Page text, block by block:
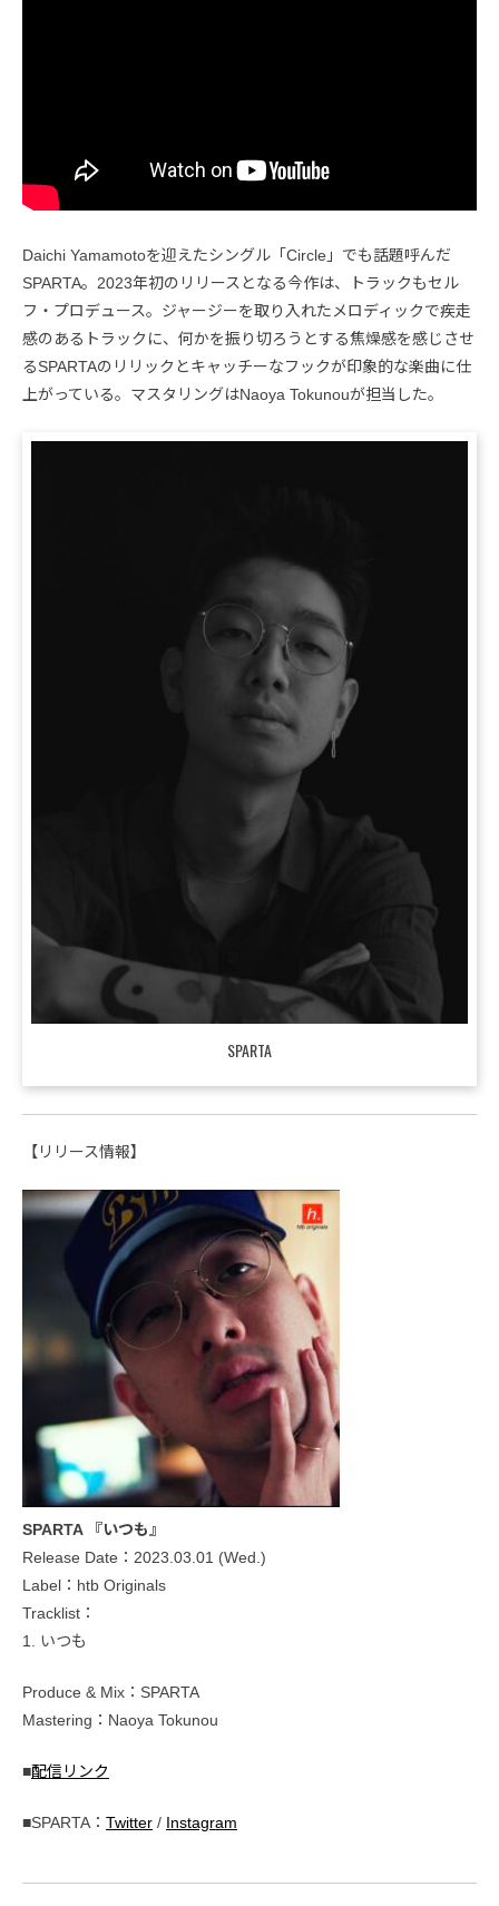
Daichi Yamamotoを迎えたシングル「Circle」でも話題呼んだ
SPARTA。2023年初のリリースとなる今作は、トラックもセル
フ・プロデュース。ジャージーを取り入れたメロディックで疾走
感のあるトラックに、何かを振り切ろうとする焦燥感を感じさせ
るSPARTAのリリックとキャッチーなフックが印象的な楽曲に仕
上がっている。マスタリングはNaoya Tokunouが担当した。
SPARTA
【リリース情報】
SPARTA 『いつも』
Release Date：2023.03.01 (Wed.)
Label：htb Originals
Tracklist：
1. いつも
Produce & Mix：SPARTA
Mastering：Naoya Tokunou
■配信リンク
■SPARTA： Twitter / Instagram